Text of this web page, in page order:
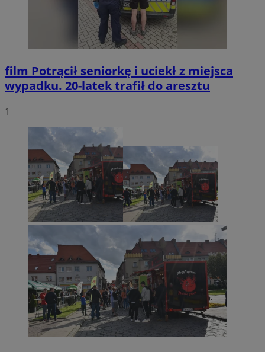
film Potrącił seniorkę i uciekł z miejsca
wypadku. 20-latek trafił do aresztu
1